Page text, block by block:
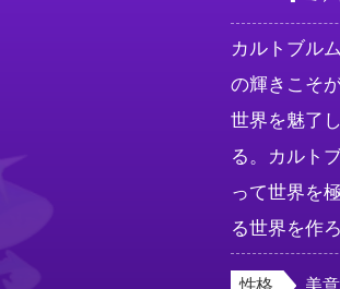
カルトブル
の輝きこそ
世界を魅了
る。カルト
って世界を
る世界を作
性格 美